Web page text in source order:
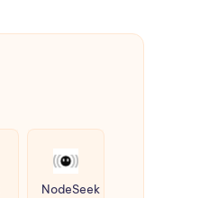
NodeSeek